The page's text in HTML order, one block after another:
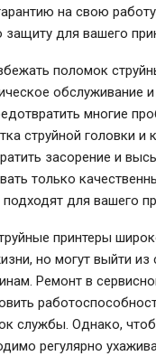
на свою
для вашего
поломок
обслуживание
многие
струйной головки
засорение и
только
для вашего
принтеры
но могут выйти из
Ремонт в
службы. Однако,
регулярно